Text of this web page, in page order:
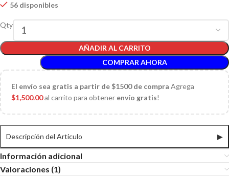
56 disponibles
Qty
AÑADIR AL CARRITO
COMPRAR AHORA
El envío sea gratis a partir de $1500 de compra Agrega
$1,500.00al carrito para obtener envío gratis!
Descripción del Articulo ▶
Información adicional
Valoraciones (1)